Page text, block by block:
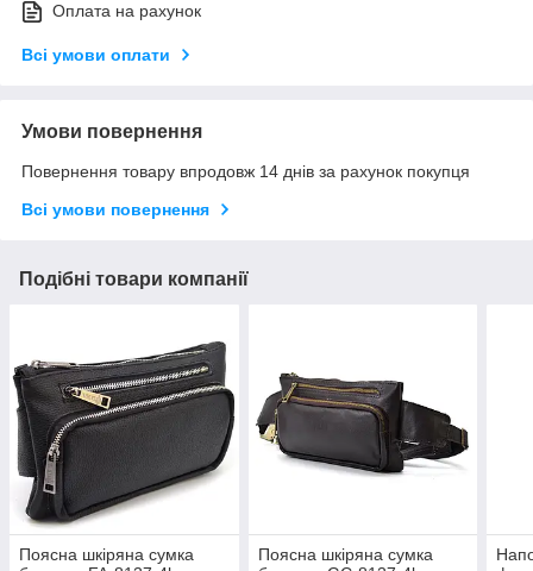
Оплата на рахунок
Всі умови оплати
Умови повернення
Повернення товару впродовж 14 днів за рахунок покупця
Всі умови повернення
Подібні товари компанії
Поясна шкіряна сумка
Поясна шкіряна сумка